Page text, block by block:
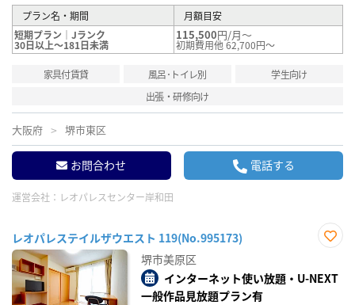
プラン名・期間
月額目安
短期プラン｜Jランク
30日以上～181日未満
115,500円/月～
初期費用他 62,700円～
家具付賃貸 風呂･トイレ別
学生向け
出張・研修向け
大阪府 堺市東区
お問合わせ 電話する
運営会社： レオパレスセンター岸和田
レオパレステイルザウエスト 119(No.995173)
り登
録
堺市美原区
インターネット使い放題・U-NEXT
一般作品見放題プラン有